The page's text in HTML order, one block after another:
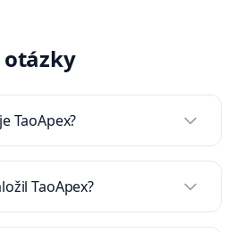
otázky
TaoApex?
TaoApex?